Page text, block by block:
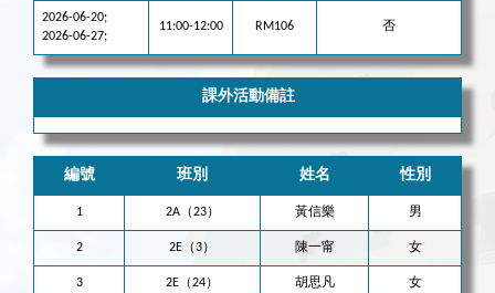
2026-06-20;
2026-06-27;
11:00-12:00 RM106 否
課外活動備註
編號 班別 姓名 性別
1 2A（23） 黃信樂 男
2 2E（3） 陳一甯 女
3 2E（24） 胡思凡 女